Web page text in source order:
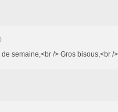
semaine,<br /> Gros bisous,<br /